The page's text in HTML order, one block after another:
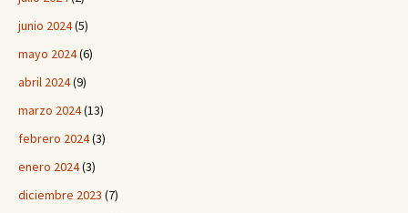
junio 2024(5)
mayo 2024(6)
abril 2024(9)
marzo 2024(13)
febrero 2024(3)
enero 2024(3)
diciembre 2023 (7)